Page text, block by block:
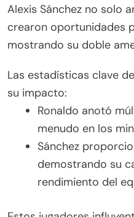
Alexis Sánchez no solo
crearon oportunidades
mostrando su doble
Las estadísticas clave
su impacto:
Ronaldo anotó
menudo en los
Sánchez
demostrando su
rendimiento del